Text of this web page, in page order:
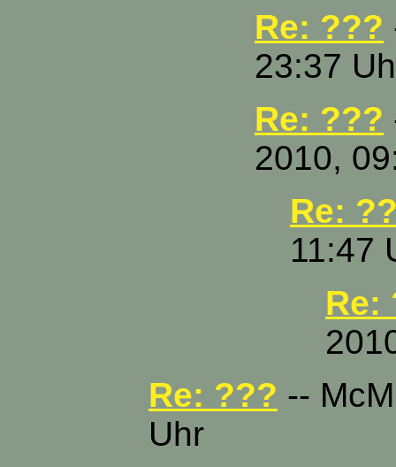
Re: ???
23:37
Re: ???
2010,
Re:
11:47
Re:
Re: ??? --
Uhr